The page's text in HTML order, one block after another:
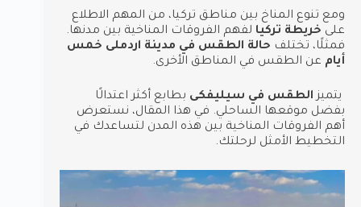
ومع تنوع المناخ بين مناطق تركيا، من المهم الاطلاع
على خريطة تركيا لفهم الفروقات المناخية بين مدنها.
فمثلًا، تختلف حالة الطقس في مدينة اردملى خمس
أيام عن الطقس في المناطق الأخرى.
يتميزالطقس في سيليفكى بطابع أكثر اعتدالًا
بفضل موقعها الساحلي. في هذا المقال، نستعرض
أهم الفروقات المناخية بين هذه المدن لتساعدك في
التخطيط الأمثل لرحلتك.